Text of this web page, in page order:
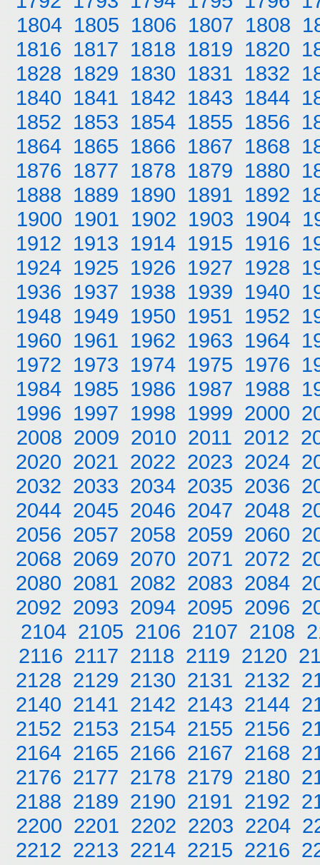
1804 1805 1806 1807 1808
1816 1817 1818 1819 1820
1828 1829 1830 1831 1832
1840 1841 1842 1843 1844
1852 1853 1854 1855 1856
1864 1865 1866 1867 1868
1876 1877 1878 1879 1880
1888 1889 1890 1891 1892
1900 1901 1902 1903 1904
1912 1913 1914 1915 1916
1924 1925 1926 1927 1928
1936 1937 1938 1939 1940
1948 1949 1950 1951 1952
1960 1961 1962 1963 1964
1972 1973 1974 1975 1976
1984 1985 1986 1987 1988
1996 1997 1998 1999 2000
2008 2009 2010 2011 2012
2020 2021 2022 2023 2024
2032 2033 2034 2035 2036
2044 2045 2046 2047 2048
2056 2057 2058 2059 2060
2068 2069 2070 2071 2072
2080 2081 2082 2083 2084
2092 2093 2094 2095 2096
2104 2105 2106 2107 2108
2116 2117 2118 2119 2120
2128 2129 2130 2131 2132
2140 2141 2142 2143 2144
2152 2153 2154 2155 2156
2164 2165 2166 2167 2168
2176 2177 2178 2179 2180
2188 2189 2190 2191 2192
2200 2201 2202 2203 2204
2212 2213 2214 2215 2216